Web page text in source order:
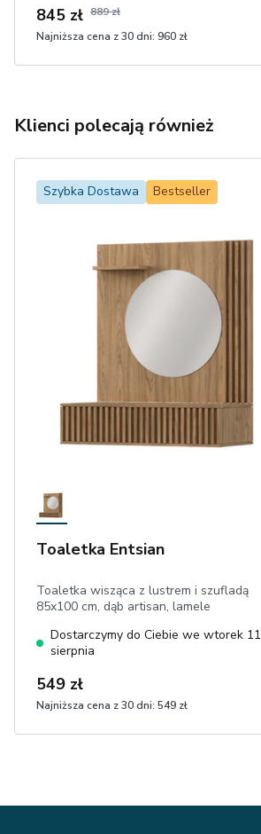
845 zł 889 zł
Najniższa cena z 30 dni: 960 zł
Klienci polecają również
Szybka Dostawa Bestseller
Toaletka Entsian
Toaletka wisząca z lustrem i szufladą
85x100 cm, dąb artisan, lamele
Dostarczymy do Ciebie we wtorek 11
sierpnia
549 zł
Najniższa cena z 30 dni: 549 zł